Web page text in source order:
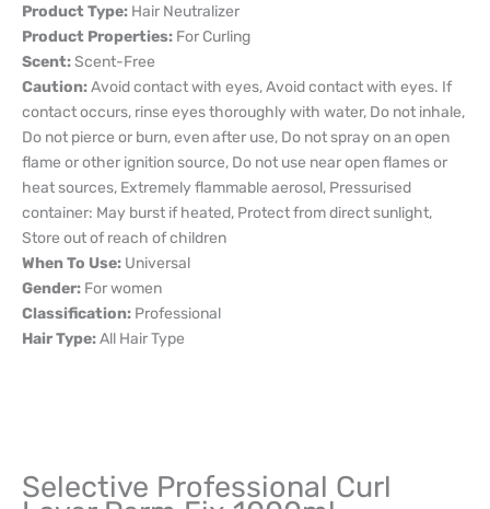
Product Type: Hair Neutralizer
Product Properties: For Curling
Scent:Scent-Free
Caution:Avoid contact with eyes, Avoid contact with eyes. If
contact occurs, rinse eyes thoroughly with water, Do not inhale,
Do not pierce or burn, even after use, Do not spray on an open
flame or other ignition source, Do not use near open flames or
heat sources, Extremely flammable aerosol, Pressurised
container: May burst if heated, Protect from direct sunlight,
Store out of reach of children
When To Use: Universal
Gender: For women
Classification: Professional
Hair Type:All Hair Type
Selective Professional Curl